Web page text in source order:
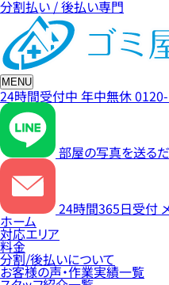
分割払い / 後払い専門
MENU
24時間受付中 年中無休
部屋の写真を送るだ
24時間365日受付
ホーム
対応エリア
料金
分割/後払いについて
お客様の声・作業実績一覧